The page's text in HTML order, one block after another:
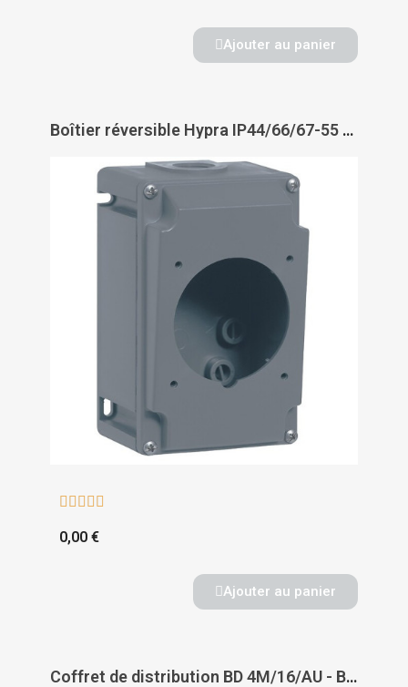
Ajouter au panier
Boîtier réversible Hypra IP44/66/67-55 - LEGRAND
    
0,00 €
Ajouter au panier
Coffret de distribution BD 4M/16/AU - BRENNENSTUHL